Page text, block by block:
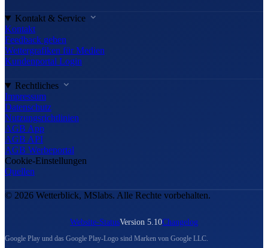
Kontakt & Service
Kontakt
Feedback geben
Wettergrafiken für Medien
Kundenportal Login
Rechtliches
Impressum
Datenschutz
Nutzungsrichtlinien
AGB App
AGB API
AGB Werbeportal
Cookie-Einstellungen
Quellen
© 2026 Wetterblick, MSlabs. Alle Rechte vorbehalten.
Website-StatusVersion 5.10Changelog
Google Play und das Google Play-Logo sind Marken von Google LLC.